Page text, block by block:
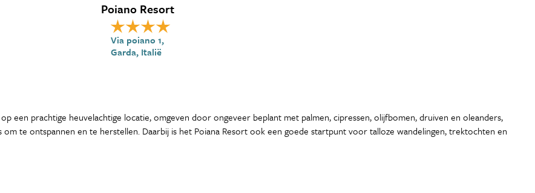
Poiano Resort
Via poiano 1,
Garda, Italië
een prachtige heuvelachtige locatie, omgeven door ongeveer beplant met palmen, cipressen, olijfbomen, druiven en oleanders,
te ontspannen en te herstellen. Daarbij is het Poiana Resort ook een goede startpunt voor talloze wandelingen, trektochten en